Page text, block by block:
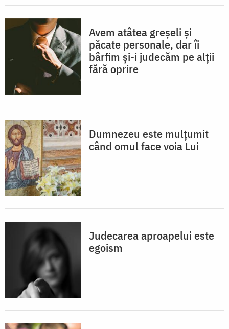
Avem atâtea greșeli și
păcate personale, dar îi
bârfim și-i judecăm pe alții
fără oprire
Dumnezeu este mulţumit
când omul face voia Lui
Judecarea aproapelui este
egoism